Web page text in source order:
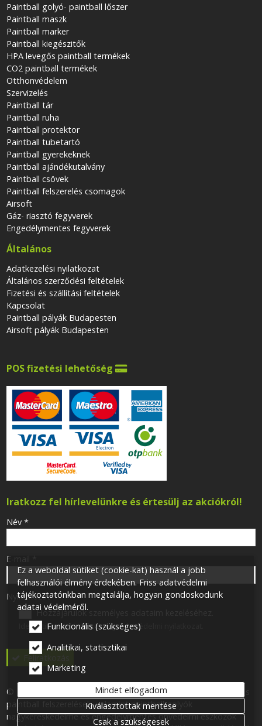
Paintball golyó- paintball lőszer
Paintball maszk
Paintball marker
Paintball kiegészitők
HPA levegős paintball termékek
CO2 paintball termékek
Otthonvédelem
Szervizelés
Paintball tár
Paintball ruha
Paintball protektor
Paintball tubetartó
Paintball gyerekeknek
Paintball ajándékutalvány
Paintball csövek
Paintball felszerelés csomagok
Airsoft
Gáz- riasztó fegyverek
Engedélymentes fegyverek
Általános
Adatkezelési nyilatkozat
Általános szerződési feltételek
Fizetési és szállítási feltételek
Kapcsolat
Paintball pályák Budapesten
Airsoft pályák Budapesten
POS fizetési lehetőség 
Iratkozz fel hírlevelünkre és értesülj az akciókról!
-
-
-
-
-
Név *
E-mail
Nyilatkozat*
Hozzájárulok személyes adataim kezeléséhez.
Ide kattintva tekinthető meg:Adatvédelmi nyilatkozat
Feliratkozás
© 2026 Minden jog fenntartva! One for One 113 Kft. Airsoft- és
paintball felszerelések, valamint paintball golyók
nagykereskedelme és engedélymentes önvédelmi eszközök
Ez a weboldal sütiket (cookie-kat) használ a jobb
felhasználói élmény érdekében. Friss adatvédelmi
tájékoztatónkban megtalálja, hogyan gondoskodunk
adatai védelméről.
Funkcionális (szükséges)
Analitikai, statisztikai
Marketing
Mindet elfogadom
Kiválasztottak mentése
Csak a szükségesek